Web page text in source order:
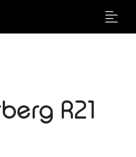
Menu
R21